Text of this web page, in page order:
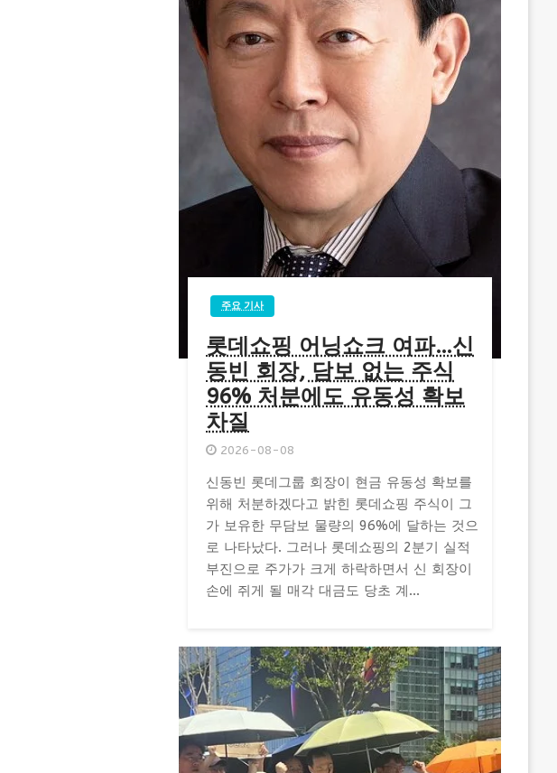
주요 기사
롯데쇼핑 어닝쇼크 여파…신
동빈 회장, 담보 없는 주식
96% 처분에도 유동성 확보
차질
2026-08-08
신동빈 롯데그룹 회장이 현금 유동성 확보를
위해 처분하겠다고 밝힌 롯데쇼핑 주식이 그
가 보유한 무담보 물량의 96%에 달하는 것으
로 나타났다. 그러나 롯데쇼핑의 2분기 실적
부진으로 주가가 크게 하락하면서 신 회장이
손에 쥐게 될 매각 대금도 당초 계...